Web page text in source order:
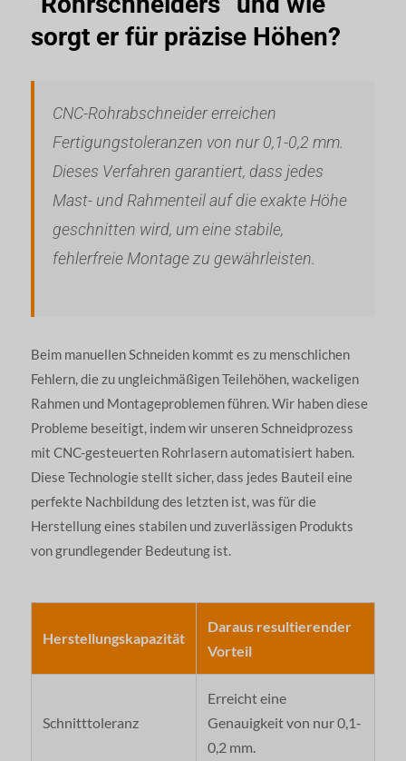
sorgt er für präzise Höhen?
CNC-Rohrabschneider erreichen
Fertigungstoleranzen von nur 0,1-0,2 mm.
Dieses Verfahren garantiert, dass jedes
Mast- und Rahmenteil auf die exakte Höhe
geschnitten wird, um eine stabile,
fehlerfreie Montage zu gewährleisten.
Beim manuellen Schneiden kommt es zu menschlichen
Fehlern, die zu ungleichmäßigen Teilehöhen, wackeligen
Rahmen und Montageproblemen führen. Wir haben diese
Probleme beseitigt, indem wir unseren Schneidprozess
mit CNC-gesteuerten Rohrlasern automatisiert haben.
Diese Technologie stellt sicher, dass jedes Bauteil eine
perfekte Nachbildung des letzten ist, was für die
Herstellung eines stabilen und zuverlässigen Produkts
von grundlegender Bedeutung ist.
Herstellungskapazität
Daraus resultierender
Vorteil
Schnitttoleranz
Erreicht eine
Genauigkeit von nur 0,1-
0,2 mm.